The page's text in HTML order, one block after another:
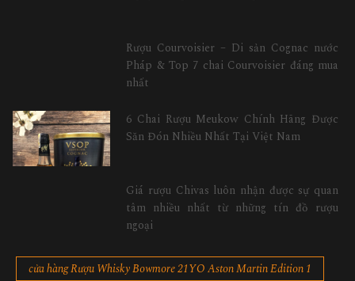
Rượu Courvoisier – Di sản Cognac nước
Pháp & Top 7 chai Courvoisier đáng mua
nhất
6 Chai Rượu Meukow Chính Hãng Được
Săn Đón Nhiều Nhất Tại Việt Nam
Giá rượu Chivas luôn nhận được sự quan
tâm nhiều nhất từ những tín đồ rượu
ngoại
cửa hàng Rượu Whisky Bowmore 21YO Aston Martin Edition 1